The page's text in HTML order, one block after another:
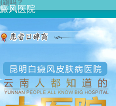
风医院
台！
题吗？